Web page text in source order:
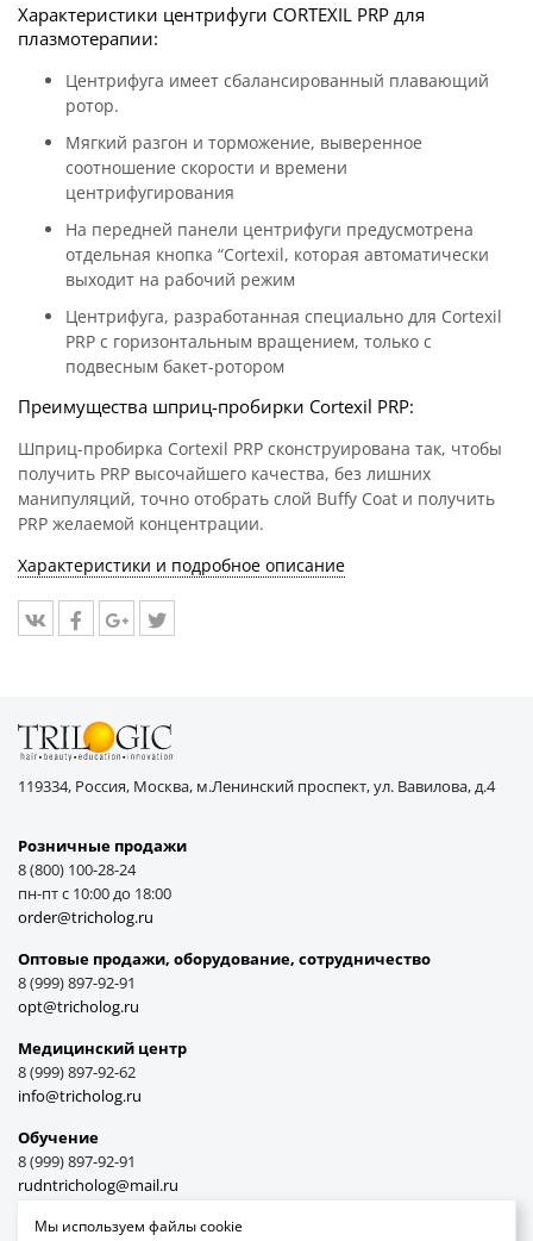
Характеристики центрифуги CORTEXIL PRP для
плазмотерапии:
Центрифуга имеет сбалансированный плавающий
ротор.
Мягкий разгон и торможение, выверенное
соотношение скорости и времени
центрифугирования
На передней панели центрифуги предусмотрена
отдельная кнопка “Cortexil, которая автоматически
выходит на рабочий режим
Центрифуга, разработанная специально для Cortexil
PRP с горизонтальным вращением, только с
подвесным бакет-ротором
Преимущества шприц-пробирки Cortexil PRP:
Шприц-пробирка Cortexil PRP сконструирована так, чтобы
получить PRP высочайшего качества, без лишних
манипуляций, точно отобрать слой Buffy Coat и получить
PRP желаемой концентрации.
Характеристики и подробное описание
119334, Россия, Москва, м.Ленинский проспект, ул. Вавилова, д.4
Розничные продажи
8 (800) 100-28-24
пн-пт с 10:00 до 18:00
order@tricholog.ru
Оптовые продажи, оборудование, cотрудничество
8 (999) 897-92-91
opt@tricholog.ru
Медицинский центр
8 (999) 897-92-62
info@tricholog.ru
Обучение
8 (999) 897-92-91
rudntricholog@mail.ru
Мы используем файлы cookie